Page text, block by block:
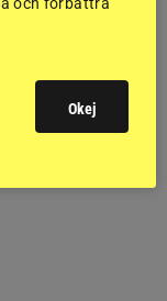
Okej